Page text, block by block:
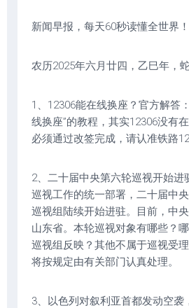
新闻早报，每天60秒读懂全世界！
农历2025年六月廿四，乙巳年，
1、12306能在线换座？官方解答
线换座”的教程，其实12306没有
必须通过改签完成，请认准铁路
2、二十届中央第六轮巡视开始进
巡视工作的统一部署，二十届中
巡视组陆续开始进驻。目前，中
山东省。本轮巡视对象有哪些？
巡视组反映？其他不属于巡视受
将按规定由有关部门认真处理。
3、以色列对叙利亚首都发动空袭